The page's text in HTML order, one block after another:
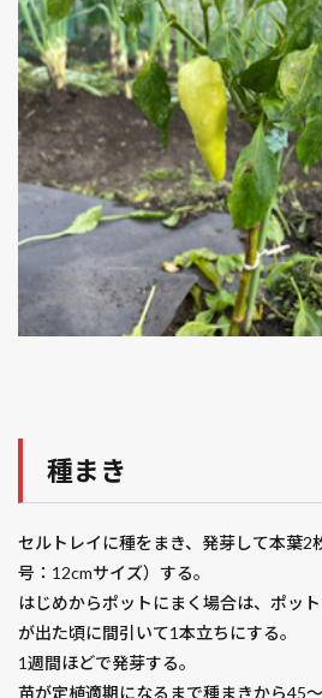
種まき
セルトレイに種をまき、発芽して本葉2
号：12cmサイズ）する。
はじめからポットにまく場合は、ポッ
が出た頃に間引いて1本立ちにする。
1週間ほどで発芽する。
苗が定植適期になるまで種まきから45